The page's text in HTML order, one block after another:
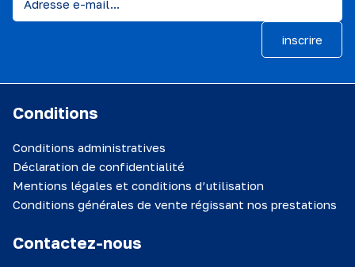
inscrire
Conditions
Conditions administratives
Déclaration de confidentialité
Mentions légales et conditions d’utilisation
Conditions générales de vente régissant nos prestations
Contactez-nous